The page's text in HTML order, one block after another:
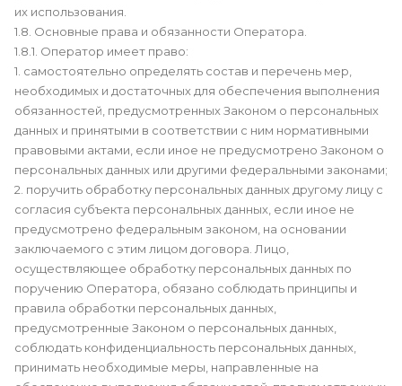
их использования.
1.8. Основные права и обязанности Оператора.
1.8.1. Оператор имеет право:
1. самостоятельно определять состав и перечень мер,
необходимых и достаточных для обеспечения выполнения
обязанностей, предусмотренных Законом о персональных
данных и принятыми в соответствии с ним нормативными
правовыми актами, если иное не предусмотрено Законом о
персональных данных или другими федеральными законами;
2. поручить обработку персональных данных другому лицу с
согласия субъекта персональных данных, если иное не
предусмотрено федеральным законом, на основании
заключаемого с этим лицом договора. Лицо,
осуществляющее обработку персональных данных по
поручению Оператора, обязано соблюдать принципы и
правила обработки персональных данных,
предусмотренные Законом о персональных данных,
соблюдать конфиденциальность персональных данных,
принимать необходимые меры, направленные на